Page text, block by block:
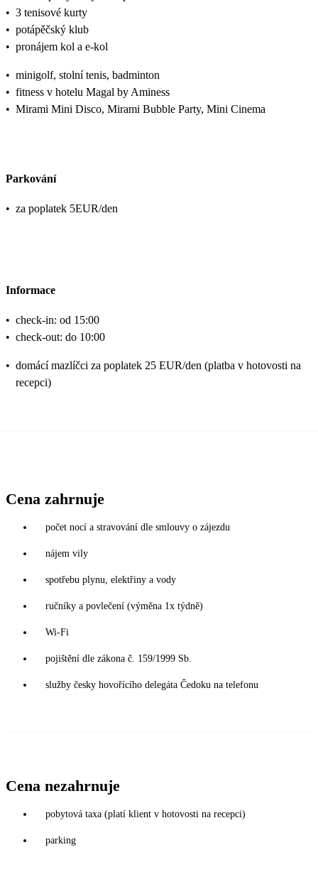
• 3 tenisové kurty
• potápěčský klub
• pronájem kol a e-kol
• minigolf, stolní tenis, badminton
• fitness v hotelu Magal by Aminess
• Mirami Mini Disco, Mirami Bubble Party, Mini Cinema
Parkování
• za poplatek 5EUR/den
Informace
• check-in: od 15:00
• check-out: do 10:00
• domácí mazlíčci za poplatek 25 EUR/den (platba v hotovosti na
recepci)
Cena zahrnuje
počet nocí a stravování dle smlouvy o zájezdu
nájem vily
spotřebu plynu, elektřiny a vody
ručníky a povlečení (výměna 1x týdně)
Wi-Fi
pojištění dle zákona č. 159/1999 Sb.
služby česky hovořícího delegáta Čedoku na telefonu
Cena nezahrnuje
pobytová taxa (platí klient v hotovosti na recepci)
parking